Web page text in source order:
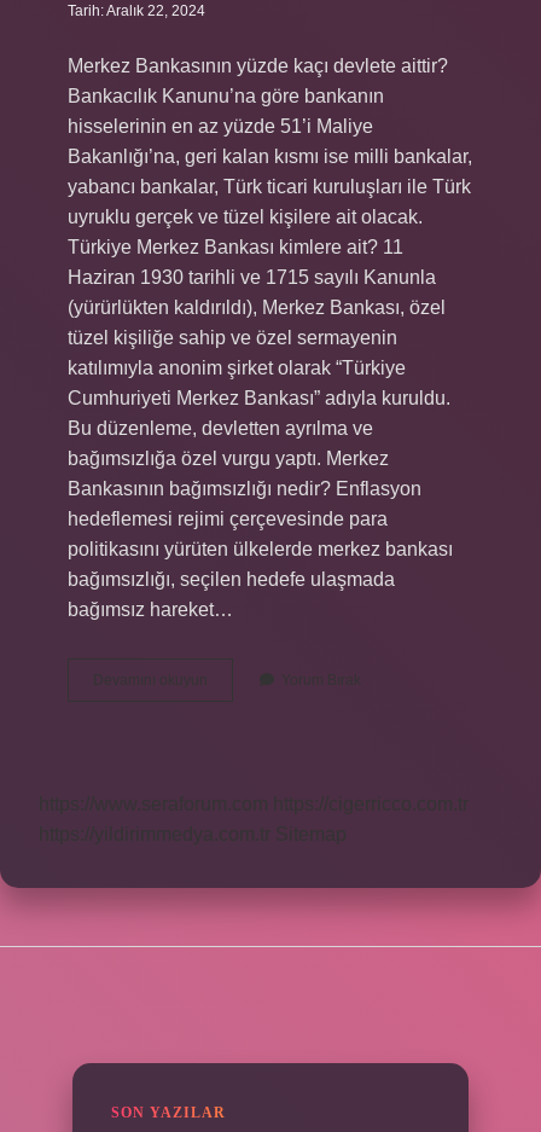
Tarih: Aralık 22, 2024
Merkez Bankasının yüzde kaçı devlete aittir?
Bankacılık Kanunu’na göre bankanın
hisselerinin en az yüzde 51’i Maliye
Bakanlığı’na, geri kalan kısmı ise milli bankalar,
yabancı bankalar, Türk ticari kuruluşları ile Türk
uyruklu gerçek ve tüzel kişilere ait olacak.
Türkiye Merkez Bankası kimlere ait? 11
Haziran 1930 tarihli ve 1715 sayılı Kanunla
(yürürlükten kaldırıldı), Merkez Bankası, özel
tüzel kişiliğe sahip ve özel sermayenin
katılımıyla anonim şirket olarak “Türkiye
Cumhuriyeti Merkez Bankası” adıyla kuruldu.
Bu düzenleme, devletten ayrılma ve
bağımsızlığa özel vurgu yaptı. Merkez
Bankasının bağımsızlığı nedir? Enflasyon
hedeflemesi rejimi çerçevesinde para
politikasını yürüten ülkelerde merkez bankası
bağımsızlığı, seçilen hedefe ulaşmada
bağımsız hareket…
Devamını okuyun
Merkez
Yorum Bırak
https://www.seraforum.com
https://cigerricco.com.tr
https://yildirimmedya.com.tr
Sitemap
SON YAZILAR